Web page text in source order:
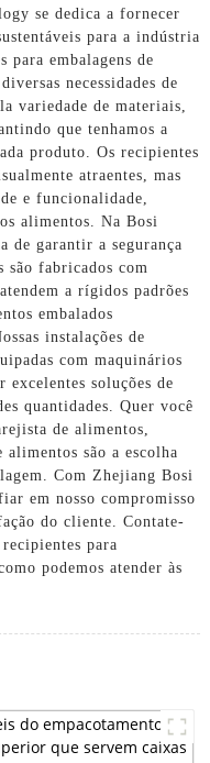
se dedica a fornecer
​​para a indústria
para embalagens de
necessidades de
variedade de materiais,
que tenhamos a
produto. Os recipientes
atraentes, mas
e funcionalidade,
alimentos. Na Bosi
de garantir a segurança
são fabricados com
a rígidos padrões
embalados
instalações de
com maquinários
excelentes soluções de
quantidades. Quer você
de alimentos,
alimentos são a escolha
Com Zhejiang Bosi
em nosso compromisso
do cliente. Contate-
para
podemos atender às